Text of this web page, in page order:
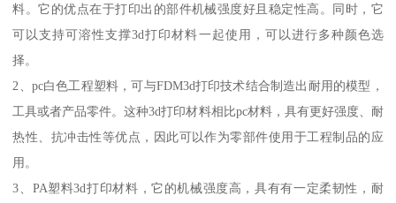
料。它的优点在于打印出的部件机械强度好且稳定性高。同时，它
可以支持可溶性支撑3d打印材料一起使用，可以进行多种颜色选
择。
2、pc白色工程塑料，可与FDM3d打印技术结合制造出耐用的模型，
工具或者产品零件。这种3d打印材料相比pc材料，具有更好强度、耐
热性、抗冲击性等优点，因此可以作为零部件使用于工程制品的应
用。
3、PA塑料3d打印材料，它的机械强度高，具有有一定柔韧性，耐